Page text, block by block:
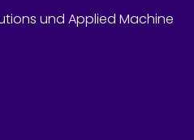
und Applied Machine